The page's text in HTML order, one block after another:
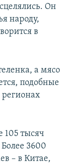
Он
народу,
в
а мясо
подобные
регионах
105 тысяч
3600
– в Китае,